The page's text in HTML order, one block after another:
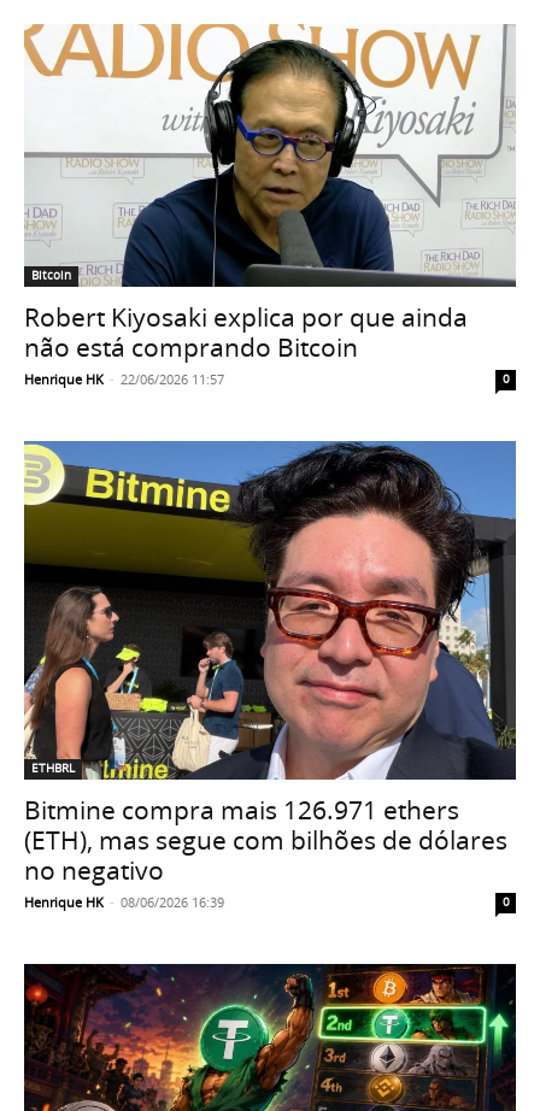
Bitcoin
Robert Kiyosaki explica por que ainda
não está comprando Bitcoin
Henrique HK - 22/06/2026 11:57 0
ETHBRL
Bitmine compra mais 126.971 ethers
(ETH), mas segue com bilhões de dólares
no negativo
Henrique HK - 08/06/2026 16:39 0